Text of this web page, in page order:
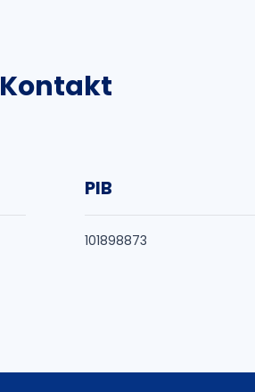
Kontakt
PIB
101898873